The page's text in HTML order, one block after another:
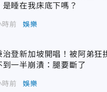
是睡在我床底下嗎？
時前 娛樂
治登新加坡開唱！被阿弟
到一半崩潰：腿要斷了
時前 娛樂